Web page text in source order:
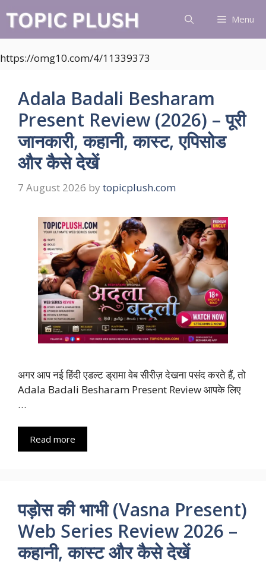
content
Menu
https://omg10.com/4/11339373
Adala Badali Besharam
Present Review (2026) – पूरी
जानकारी, कहानी, कास्ट, एपिसोड
और कैसे देखें
7 August 2026 by topicplush.com
अगर आप नई हिंदी एडल्ट ड्रामा वेब सीरीज़ देखना पसंद करते हैं, तो
Adala Badali Besharam Present Review आपके लिए
…
Read more
पड़ोस की भाभी (Vasna Present)
Web Series Review 2026 –
कहानी, कास्ट और कैसे देखें